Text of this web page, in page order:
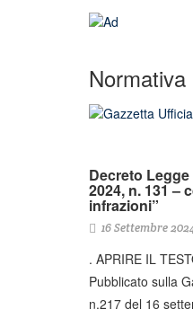
Normativa
Decreto
2024, n. 131 –
infrazioni”
16 Settembre
. APRIRE IL
Pubblicato sulla
n.217 del 16